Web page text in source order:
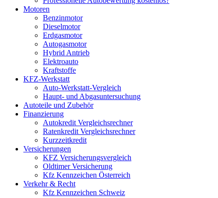
Motoren
Benzinmotor
Dieselmotor
Erdgasmotor
Autogasmotor
Hybrid Antrieb
Elektroauto
Kraftstoffe
KFZ-Werkstatt
Auto-Werkstatt-Vergleich
Haupt- und Abgasuntersuchung
Autoteile und Zubehör
Finanzierung
Autokredit Vergleichsrechner
Ratenkredit Vergleichsrechner
Kurzzeitkredit
Versicherungen
KFZ Versicherungsvergleich
Oldtimer Versicherung
Kfz Kennzeichen Österreich
Verkehr & Recht
Kfz Kennzeichen Schweiz